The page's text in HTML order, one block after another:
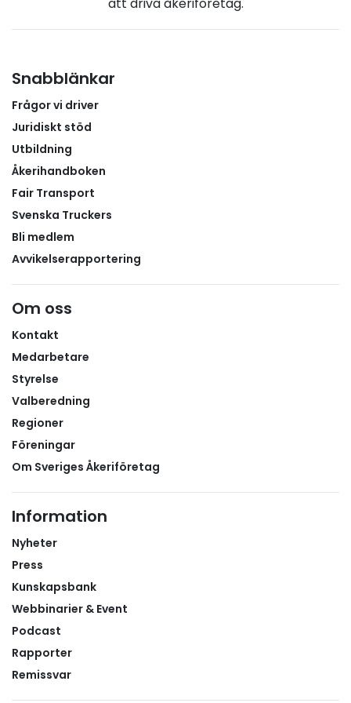
tidDen nya tullhanteringen ställer högre krav på
planering och administration i hela transportkedjan.
god tid analysera vilka transporter som kan beröras,
säkerställa att deklarationsflöden fungerar och
undersöka möjligheterna att använda transit och
tullagerlösningar där det är lämpligt.För företag med
omfattande trafik över Norgegränsen kan rätt
förberedelser vara avgörande för att undvika
transportkostnader under hösten och vintern. Läs
Snabblänkar
Frågor vi driver
Juridiskt stöd
Utbildning
Åkerihandboken
Fair Transport
Svenska Truckers
Bli medlem
Avvikelserapportering
Om oss
Kontakt
Medarbetare
Styrelse
Valberedning
Regioner
Föreningar
Om Sveriges Åkeriföretag
Information
Nyheter
Press
Kunskapsbank
Webbinarier & Event
Podcast
Rapporter
Remissvar